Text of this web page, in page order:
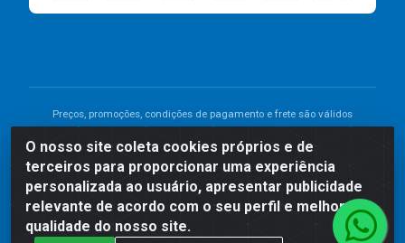
O nosso site coleta cookies próprios e de
terceiros para proporcionar uma experiência
personalizada ao usuário, apresentar publicidade
relevante de acordo com o seu perfil e melhorar a
qualidade do nosso site.
Preços, promoções, condições de pagamento e frete são válidos
divergência de preço de um produto, será válido o preço que for
exibido no carrinho de compras do site no momento do pagamento.
As vendas estão sujeitas a análise e disponibilidade do estoque.
Imagens de produtos meramente ilustrativas.
Comercial de Construção 2001 LTDA - Av. Congresso